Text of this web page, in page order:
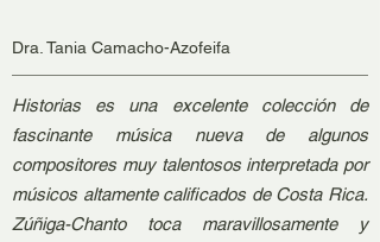
Dra. Tania Camacho-Azofeifa
Historias es una excelente colección de
fascinante música nueva de algunos
compositores muy talentosos interpretada por
músicos altamente calificados de Costa Rica.
Zúñiga-Chanto toca maravillosamente y